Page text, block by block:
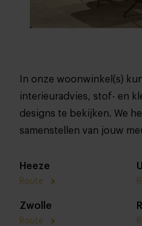
In onze woonwinkel(s)
interieuradvies, stof- en
designs te bekijken. We
samenstellen van jouw
Heeze
Route
Zwolle
Route